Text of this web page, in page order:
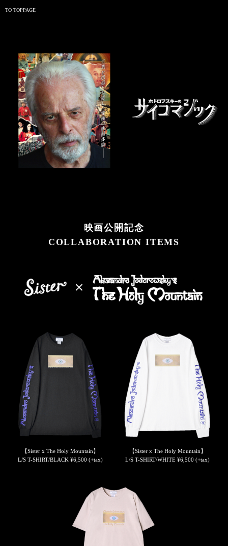
映画公開記念
COLLABORATION ITEMS
【Sister x The Holy Mountain】
L/S T-SHIRT/BLACK ¥6,500 (+tax)
【Sister x The Holy Mountain】
L/S T-SHIRT/WHITE ¥6,500 (+tax)
TO TOPPAGE